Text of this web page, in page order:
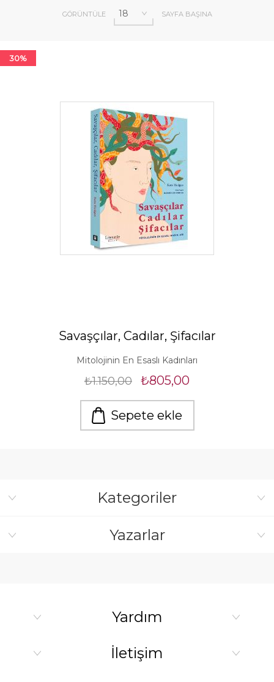
GÖRÜNTÜLE SAYFA BAŞINA
30%
Savaşçılar, Cadılar, Şifacılar
Mitolojinin En Esaslı Kadınları
₺1.150,00 ₺805,00
Sepete ekle
Kategoriler
Yazarlar
Yardım
İletişim